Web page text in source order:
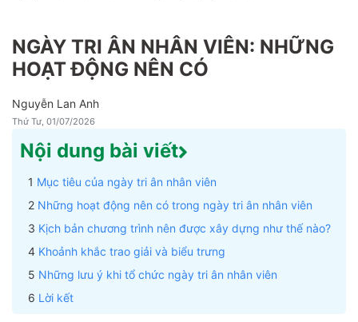
NGÀY TRI ÂN NHÂN VIÊN: NHỮNG
HOẠT ĐỘNG NÊN CÓ
Nguyễn Lan Anh
Thứ Tư, 01/07/2026
Nội dung bài viết
Mục tiêu của ngày tri ân nhân viên
Những hoạt động nên có trong ngày tri ân nhân viên
Kịch bản chương trình nên được xây dựng như thế nào?
Khoảnh khắc trao giải và biểu trưng
Những lưu ý khi tổ chức ngày tri ân nhân viên
Lời kết